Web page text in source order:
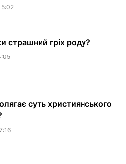
страшний гріх роду?
суть християнського